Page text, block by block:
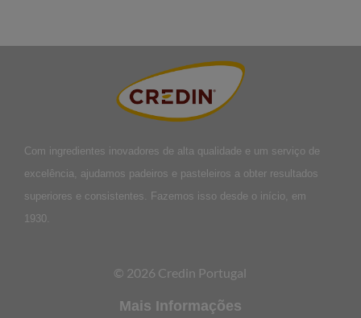
Com ingredientes inovadores de alta qualidade e um serviço de
excelência, ajudamos padeiros e pasteleiros a obter resultados
superiores e consistentes. Fazemos isso desde o início, em
1930.
© 2026 Credin Portugal
Mais Informações